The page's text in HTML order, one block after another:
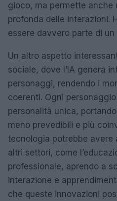
gioco, ma permette anche
profonda delle interazioni.
essere davvero parte di
Un altro aspetto
sociale, dove l’IA genera
personaggi, rendendo i
coerenti. Ogni
personalità unica,
meno prevedibili e più
tecnologia potrebbe avere
altri settori, come
professionale, aprendo a
interazione e
che queste innovazioni